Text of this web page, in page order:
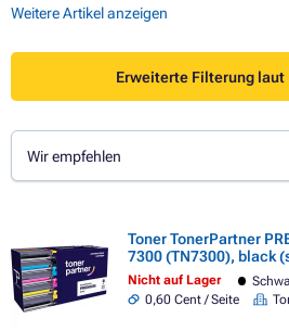
Weitere Artikel anzeigen
Erweiterte Filterung laut
Wir empfehlen
Toner TonerPartner
7300 (TN7300), black
Nicht auf Lager
0,60 Cent / Seite